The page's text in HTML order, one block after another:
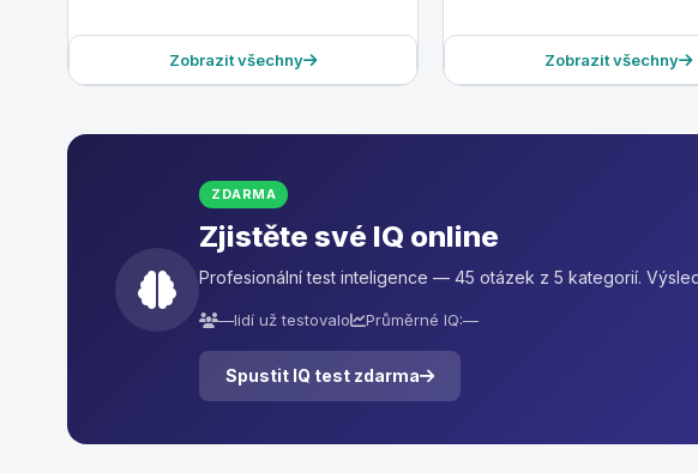
Zobrazit všechny Zobrazit všechny
ZDARMA
Zjistěte své IQ online
Profesionální test inteligence — 45 otázek z 5 kategorií.
—lidí už testovalo Průměrné IQ:—
Spustit IQ test zdarma